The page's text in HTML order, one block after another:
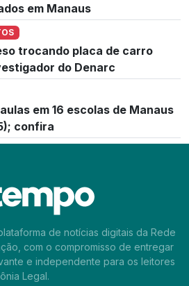
em Manaus
trocando placa de carro
do Denarc
em 16 escolas de Manaus
confira
de notícias digitais da Rede
com o compromisso de entregar
e independente para os leitores
Legal.